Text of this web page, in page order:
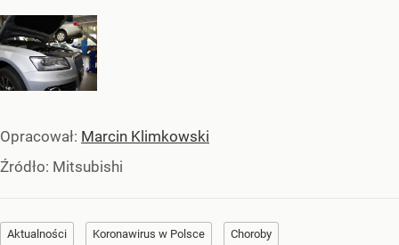
Opracował: Marcin Klimkowski
Źródło: Mitsubishi
Aktualności Koronawirus w Polsce Choroby